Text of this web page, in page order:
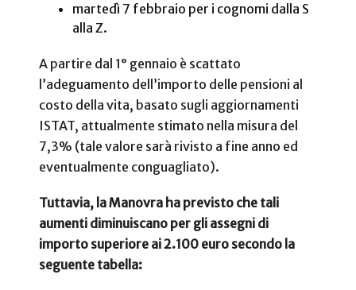
martedì 7 febbraio per i cognomi dalla S
alla Z.
A partire dal 1° gennaio è scattato
l’adeguamento dell’importo delle pensioni al
costo della vita, basato sugli aggiornamenti
ISTAT, attualmente stimato nella misura del
7,3% (tale valore sarà rivisto a fine anno ed
eventualmente conguagliato).
Tuttavia, la Manovra ha previsto che tali
aumenti diminuiscano per gli assegni di
importo superiore ai 2.100 euro secondo la
seguente tabella: